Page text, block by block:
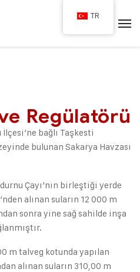
Regülatörü
bağlı Taşkesti
bulunan Sakarya Havzası
Çayı’nın birleştiği yerde
alınan suların 12 000 m
sonra yine sağ sahilde inşa
m talveg kotunda yapılan
alınan suların 310,00 m
TR